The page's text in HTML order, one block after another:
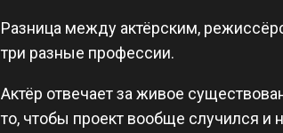
Разница между актёрским,
три разные профессии.
Актёр отвечает за живое
то, чтобы проект вообще случился и